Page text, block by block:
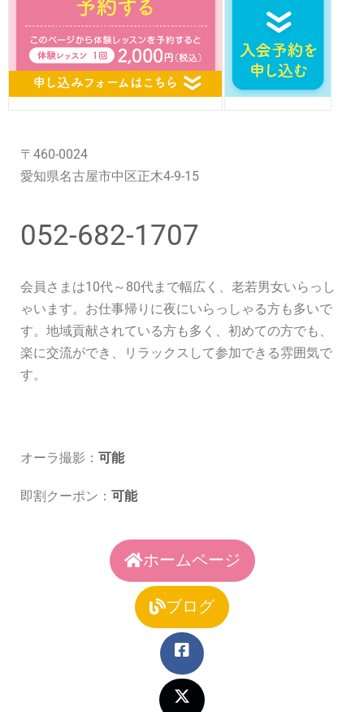
〒460-0024
愛知県名古屋市中区正木4-9-15
052-682-1707
会員さまは10代～80代まで幅広く、老若男女いらっし
ゃいます。お仕事帰りに夜にいらっしゃる方も多いで
す。地域貢献されている方も多く、初めての方でも、
楽に交流ができ、リラックスして参加できる雰囲気で
す。
オーラ撮影： 可能
即割クーポン： 可能
ホームページ
ブログ